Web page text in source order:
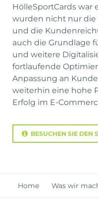
HölleSportCards war
wurden nicht nur die
und die
auch die Grundlage
und weitere
fortlaufende
Anpassung an
weiterhin eine hohe
Erfolg im E-
BESUCHEN SIE DEN
Home Was wir